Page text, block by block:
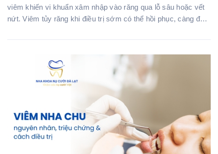
viêm khiến vi khuẩn xâm nhập vào răng qua lỗ sâu hoặc vết
nứt. Viêm tủy răng khi điều trị sớm có thể hồi phục, càng để